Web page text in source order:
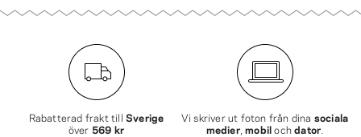
Rabatterad frakt till Sverige
över 569 kr
Vi skriver ut foton från dina sociala
medier,mobilochdator